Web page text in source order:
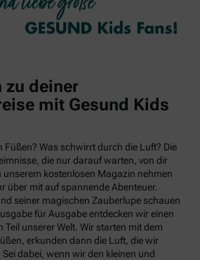
deiner
mit Gesund Kids
Füßen? Was schwirrt durch die Luft? Die
die nur darauf warten, von dir
kostenlosen Magazin nehmen
über mit auf spannende Abenteuer.
seiner magischen Zauberlupe schauen
für Ausgabe entdecken wir einen
Teil unserer Welt. Wir starten mit dem
erkunden dann die Luft, die wir
dabei, wenn wir den kleinen und